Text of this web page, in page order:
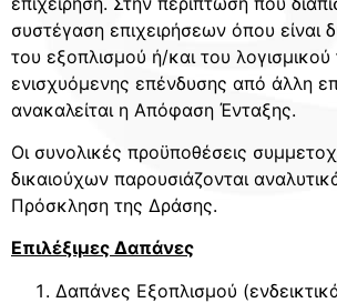
συστέγαση επιχειρήσεων όπου είναι
του εξοπλισμού ή/και του λογισμικού
ενισχυόμενης επένδυσης από άλλη
ανακαλείται η Απόφαση Ένταξης.
Οι συνολικές προϋποθέσεις
δικαιούχων παρουσιάζονται
Πρόσκληση της Δράσης.
Επιλέξιμες Δαπάνες
Δαπάνες Εξοπλισμού